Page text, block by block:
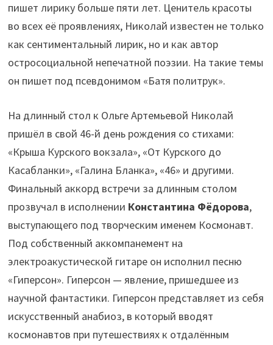
пишет лирику больше пяти лет. Ценитель красоты
во всех её проявлениях, Николай известен не только
как сентиментальный лирик, но и как автор
остросоциальной непечатной поэзии. На такие темы
он пишет под псевдонимом «Батя политрук».
На длинный стол к Ольге Артемьевой Николай
пришёл в свой 46-й день рождения со стихами:
«Крыша Курского вокзала», «От Курского до
Касабланки», «Галина Бланка», «46» и другими.
Финальный аккорд встречи за длинным столом
прозвучал в исполнении Константина Фёдорова,
выступающего под творческим именем Космонавт.
Под собственный аккомпанемент на
электроакустической гитаре он исполнил песню
«Гиперсон». Гиперсон — явление, пришедшее из
научной фантастики. Гиперсон представляет из себя
искусственный анабиоз, в который вводят
космонавтов при путешествиях к отдалённым